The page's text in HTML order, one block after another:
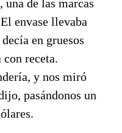
una de las marcas
envase llevaba
en gruesos
con receta.
y nos miró
pasándonos un